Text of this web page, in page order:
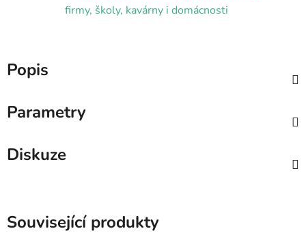
firmy, školy, kavárny i domácnosti
Popis
Parametry
Diskuze
Související produkty